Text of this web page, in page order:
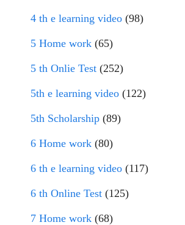
4 th e learning video (98)
5 Home work (65)
5 th Onlie Test (252)
5th e learning video (122)
5th Scholarship (89)
6 Home work (80)
6 th e learning video (117)
6 th Online Test (125)
7 Home work (68)